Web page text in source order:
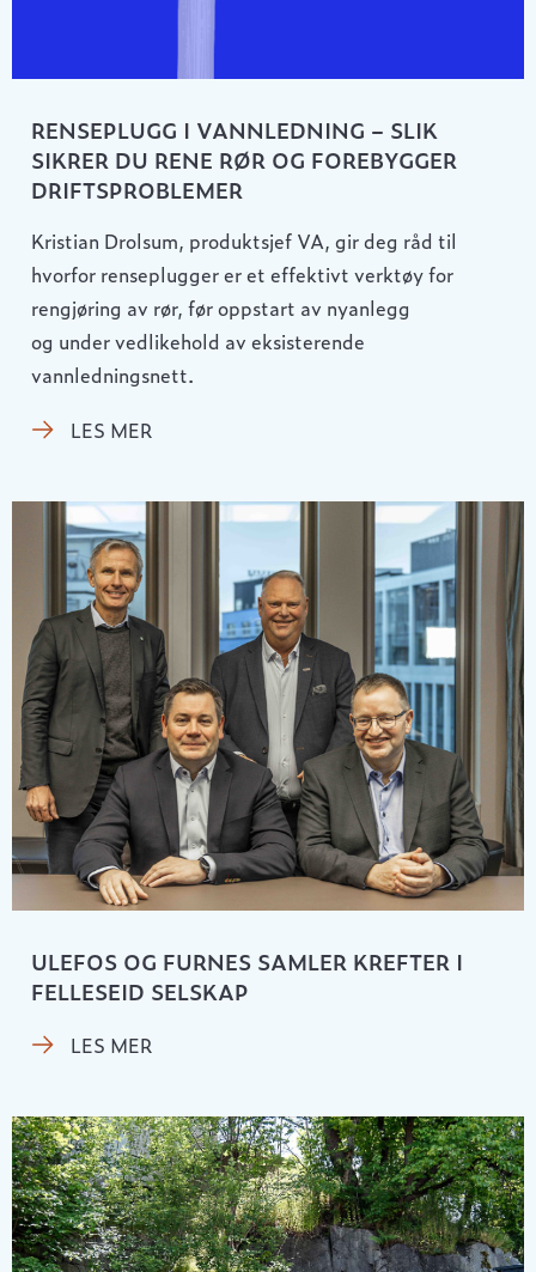
RENSEPLUGG I VANNLEDNING – SLIK
SIKRER DU RENE RØR OG FOREBYGGER
DRIFTSPROBLEMER
Kristian Drolsum, produktsjef VA, gir deg råd til
hvorfor renseplugger er et effektivt verktøy for
rengjøring av rør, før oppstart av nyanlegg
og under vedlikehold av eksisterende
vannledningsnett.
LES MER
ULEFOS OG FURNES SAMLER KREFTER I
FELLESEID SELSKAP
LES MER